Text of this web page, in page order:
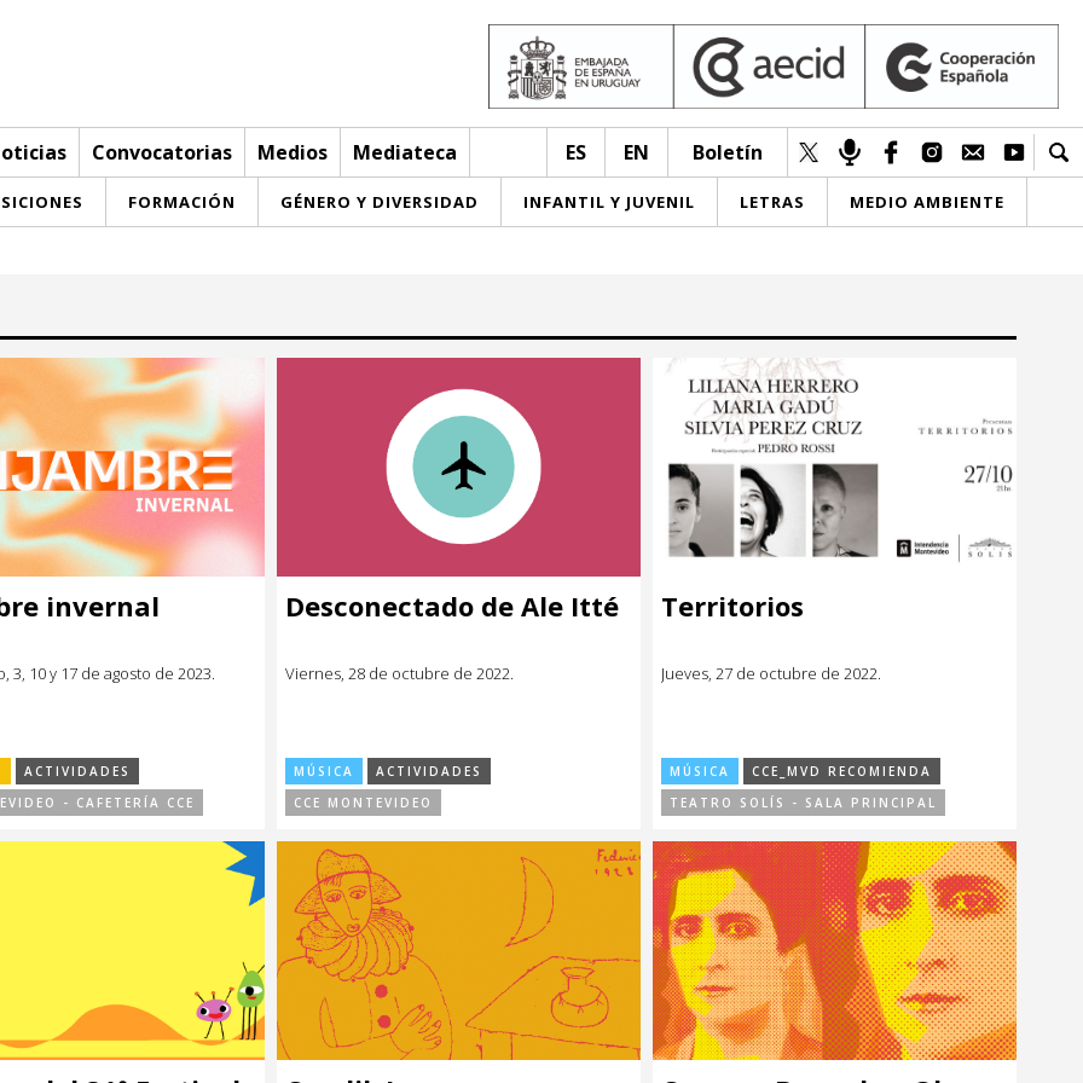
Convocatorias Medios Mediateca ES EN Boletín
FORMACIÓN GÉNERO Y DIVERSIDAD INFANTIL Y JUVENIL LETRAS MEDIO AMBIENTE
invernal
3, 10 y 17 de agosto de 2023.
ACTIVIDADES
- CAFETERÍA CCE
Desconectado de Ale Itté
Viernes, 28 de octubre de 2022.
MÚSICA
ACTIVIDADES
CCE MONTEVIDEO
Territorios
Jueves, 27 de octubre de 2022.
MÚSICA
CCE_MVD RECOMIENDA
TEATRO SOLÍS - SALA PRINCIPAL